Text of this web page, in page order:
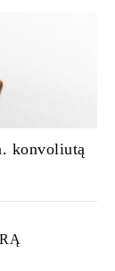
konvoliutą